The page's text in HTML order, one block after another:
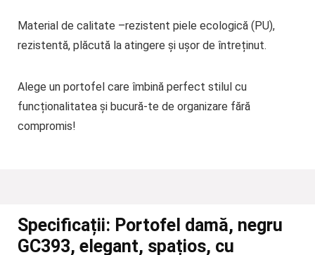
Material de calitate –rezistent piele ecologică (PU),
rezistentă, plăcută la atingere și ușor de întreținut.
Alege un portofel care îmbină perfect stilul cu
funcționalitatea și bucură-te de organizare fără
compromis!
Specificații: Portofel damă, negru
GC393, elegant, spațios, cu